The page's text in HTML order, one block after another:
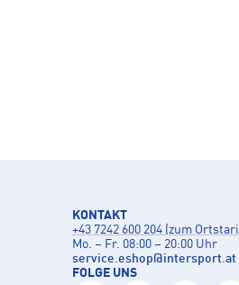
KONTAKT
+43 7242 600 204 (zum
Mo. – Fr. 08:00 – 20:00 Uhr
service.eshop@intersport.at
FOLGE UNS